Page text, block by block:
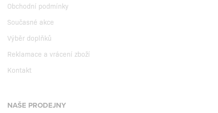
Obchodní podmínky
Současné akce
Výběr doplňků
Reklamace a vrácení zboží
Kontakt
NAŠE PRODEJNY